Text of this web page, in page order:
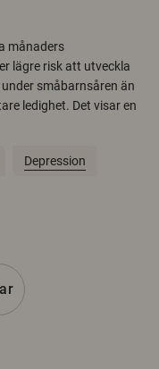
månaders
lägre risk att utveckla
småbarnsåren än
ledighet. Det visar en
Depression